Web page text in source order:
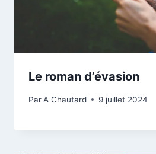
Le roman d’évasion
ParA Chautard 9 juillet 2024